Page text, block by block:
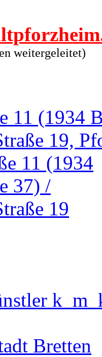
weitergeleitet)
11 (1934
19,
Bretten